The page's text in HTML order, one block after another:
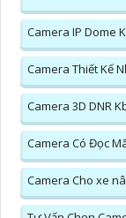
Camera IP Dome
Camera Thiết Kế
Camera 3D DNR
Camera Có Đọc
Camera Cho xe